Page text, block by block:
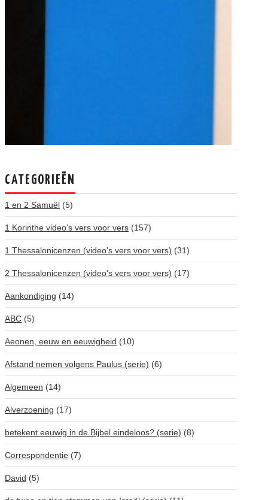
CATEGORIEËN
1 en 2 Samuël (5)
1 Korinthe video's vers voor vers (157)
1 Thessalonicenzen (video's vers voor vers) (31)
2 Thessalonicenzen (video's vers voor vers) (17)
Aankondiging (14)
ABC (5)
Aeonen, eeuw en eeuwigheid (10)
Afstand nemen volgens Paulus (serie) (6)
Algemeen (14)
Alverzoening (17)
betekent eeuwig in de Bijbel eindeloos? (serie) (8)
Correspondentie (7)
David (5)